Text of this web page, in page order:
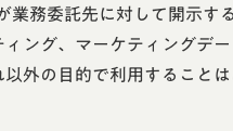
務委託先に対して開示
ング、マーケティングデ
外の目的で利用することは